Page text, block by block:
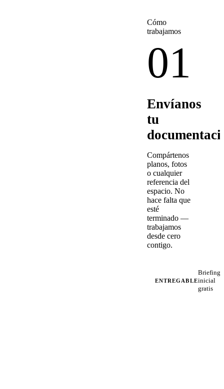
Cómo
trabajamos
01
Envíanos
tu
Compártenos
planos, fotos
o cualquier
referencia del
espacio. No
hace falta que
esté
terminado —
trabajamos
desde cero
contigo.
ENTREGABLE
Briefing
inicial
gratis